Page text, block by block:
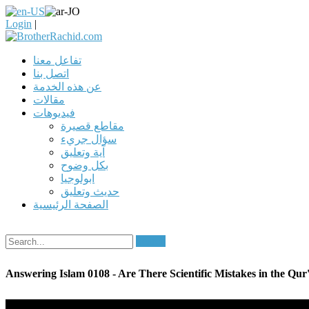
Login |
تفاعل معنا
اتصل بنا
عن هذه الخدمة
مقالات
فيديوهات
مقاطع قصيرة
سؤال جريء
آية وتعليق
بكل وضوح
ابولوجيا
حديث وتعليق
الصفحة الرئيسية
Answering Islam 0108 - Are There Scientific Mistakes in the